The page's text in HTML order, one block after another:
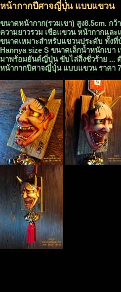
หน้ากากปีศาจญี่ปุ่่น แบบแขวน
ขนาดหน้ากาก(รวมเขา) สูง8.5cm. กว้
ความยาวรวม เชือแขวน หน้ากากแล
ขนาดเหมาะสำหรับแขวนประดับ ทั้งที่
Hannya size S ขนาดเล็กน้ำหนักเบ
มาพร้อมยันต์ญี่ปุ่น ขับไล่สิ่งชั่วร้าย ...
หน้ากากปีศาจญี่ปุ่่น แบบแขวน ราคา